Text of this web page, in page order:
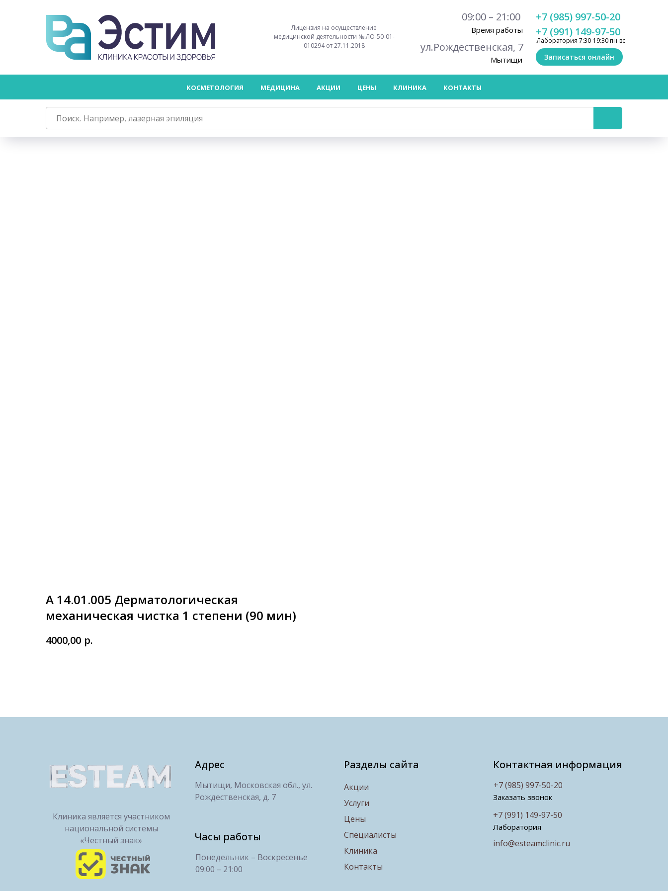
Время работы
Мытищи
ул.Рождественская, 7
09:00 – 21:00
Лаборатория 7:30-19:30 пн-вс
+7 (991) 149-97-50
+7 (985) 997-50-20
Лицензия на осуществление
медицинской деятельности № ЛО-50-01-
010294 от 27.11.2018
Записаться онлайн
КОСМЕТОЛОГИЯ МЕДИЦИНА АКЦИИ ЦЕНЫ КЛИНИКА КОНТАКТЫ
А 14.01.005 Дерматологическая
механическая чистка 1 степени (90 мин)
4000,00 р.
Клиника является участником
национальной системы
«Честный знак»
Часы работы
Адрес
Понедельник – Воскресенье
09:00 – 21:00
Мытищи, Московская обл., ул.
Рождественская, д. 7
Контактная информация
Разделы сайта
Акции
Услуги
Цены
Специалисты
Клиника
Контакты
Заказать звонок
Лаборатория
info@esteamclinic.ru
+7 (991) 149-97-50
+7 (985) 997-50-20